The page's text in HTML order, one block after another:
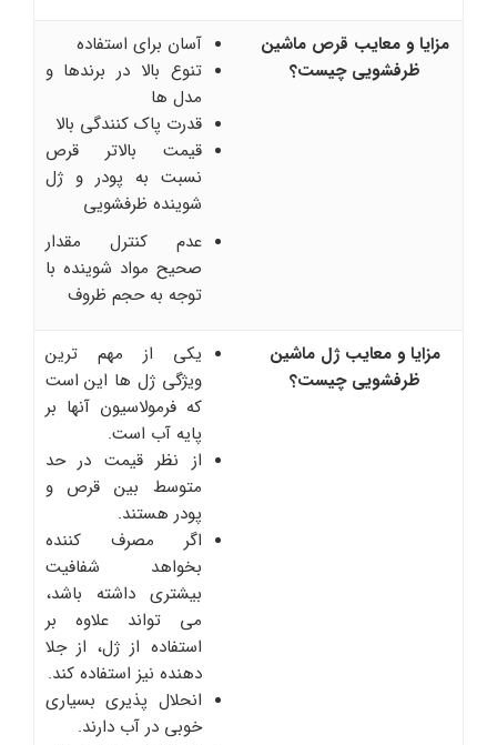
مزایا و معایب قرص ماشین
ظرفشویی چیست؟
آسان برای استفاده
تنوع بالا در برندها و
مدل ها
قدرت پاک کنندگی بالا
قیمت بالاتر قرص
نسبت به پودر و ژل
شوینده ظرفشویی
عدم کنترل مقدار
صحیح مواد شوینده با
توجه به حجم ظروف
مزایا و معایب ژل ماشین
ظرفشویی چیست؟
یکی از مهم ترین
ویژگی ژل ها این است
که فرمولاسیون آنها بر
پایه آب است.
از نظر قیمت در حد
متوسط ​​بین قرص و
پودر هستند.
اگر مصرف کننده
بخواهد شفافیت
بیشتری داشته باشد،
می تواند علاوه بر
استفاده از ژل، از جلا
دهنده نیز استفاده کند.
انحلال پذیری بسیاری
خوبی در آب دارند.